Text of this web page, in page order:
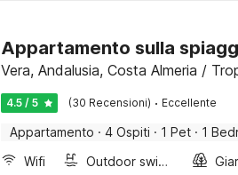
Appartamento sulla
Vera, Andalusia, Costa Almeria /
4.5 / 5 (30 Recensioni) · Eccellente
Appartamento · 4 Ospiti · 1 Pet · 1
Wifi
Outdoor swimming pool